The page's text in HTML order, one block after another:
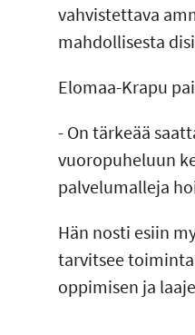
vahvistettava
mahdollisesta
Elomaa-Krapu
- On tärkeää
vuoropuheluun
palvelumalleja
Hän nosti esiin
tarvitsee
oppimisen ja